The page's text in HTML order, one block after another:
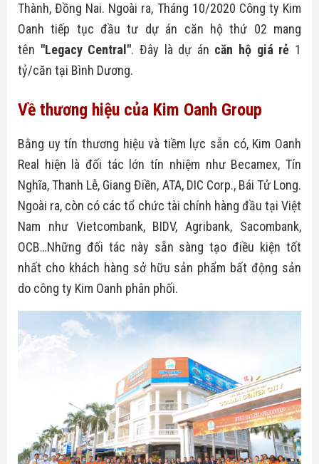
Thành, Đồng Nai. Ngoài ra, Tháng 10/2020 Công ty Kim
Oanh tiếp tục đầu tư dự án căn hộ thứ 02 mang
tên "Legacy Central ". Đây là dự án căn hộ giá rẻ 1
tỷ/căn tại Bình Dương.
Về thương hiệu của Kim Oanh Group
Bằng uy tín thương hiệu và tiềm lực sẵn có, Kim Oanh
Real hiện là đối tác lớn tín nhiệm như Becamex, Tín
Nghĩa, Thanh Lễ, Giang Điền, ATA, DIC Corp., Bái Tử Long.
Ngoài ra, còn có các tổ chức tài chính hàng đầu tại Việt
Nam như Vietcombank, BIDV, Agribank, Sacombank,
OCB…Những đối tác này sẵn sàng tạo điều kiện tốt
nhất cho khách hàng sở hữu sản phẩm bất động sản
do công ty Kim Oanh phân phối.